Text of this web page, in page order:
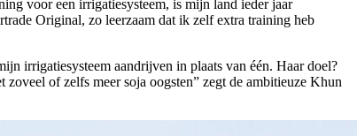
voor een irrigatiesysteem, is mijn land ieder jaar
Original, zo leerzaam dat ik zelf extra training heb
irrigatiesysteem aandrijven in plaats van één. Haar doel?
of zelfs meer soja oogsten” zegt de ambitieuze Khun